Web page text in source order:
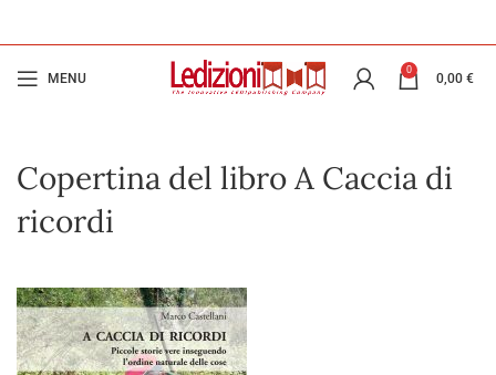
MENU
0
0,00 €
Copertina del libro A Caccia di
ricordi